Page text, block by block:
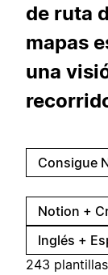
de ruta
mapas
una
Consigue
Notion +
Inglés +
243 plantillas